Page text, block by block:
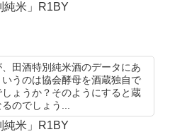
純米」R1BY
田酒特別純米酒のデータにあ
うのは協会酵母を酒蔵独自で
ょうか？そのようにすると蔵
のでしょう...
純米」R1BY